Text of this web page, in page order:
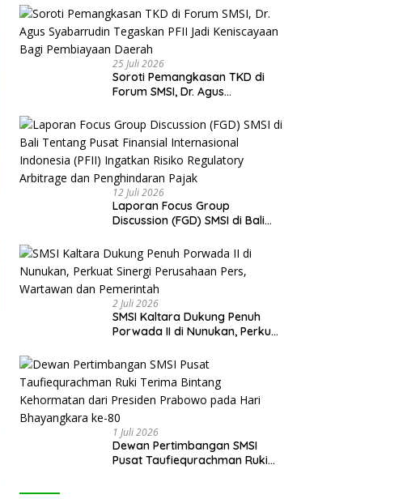
Pers dan Standar Dewan Pers
25 Juli 2026
Soroti Pemangkasan TKD di
Forum SMSI, Dr. Agus
Keniscayaan Bagi Pembiayaan
Daerah
12 Juli 2026
Laporan Focus Group
Discussion (FGD) SMSI di Bali
Internasional Indonesia (PFII)
Ingatkan Risiko Regulatory
Arbitrage dan Penghindaran
Pajak
2 Juli 2026
SMSI Kaltara Dukung Penuh
Porwada II di Nunukan, Perkuat
Wartawan dan Pemerintah
1 Juli 2026
Dewan Pertimbangan SMSI
Pusat Taufiequrachman Ruki